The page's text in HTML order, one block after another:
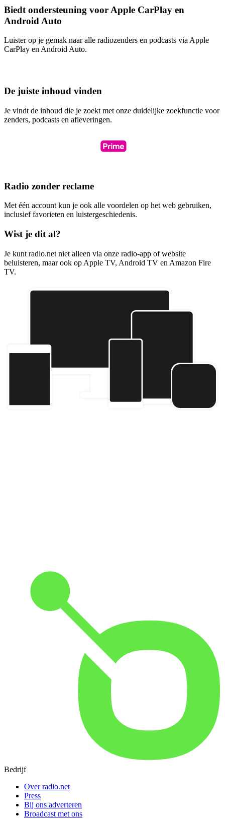
Biedt ondersteuning voor Apple CarPlay en
Android Auto
Luister op je gemak naar alle radiozenders en podcasts via Apple
CarPlay en Android Auto.
De juiste inhoud vinden
Je vindt de inhoud die je zoekt met onze duidelijke zoekfunctie voor
zenders, podcasts en afleveringen.
Radio zonder reclame
Met één account kun je ook alle voordelen op het web gebruiken,
inclusief favorieten en luistergeschiedenis.
Wist je dit al?
Je kunt radio.net niet alleen via onze radio-app of website
beluisteren, maar ook op Apple TV, Android TV en Amazon Fire
TV.
Bedrijf
Over radio.net
Press
Bij ons adverteren
Broadcast met ons